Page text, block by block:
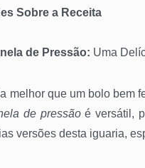
Sobre a Receita
de Pressão: Uma
melhor que um bolo bem
de pressãoé versátil,
versões desta iguaria,